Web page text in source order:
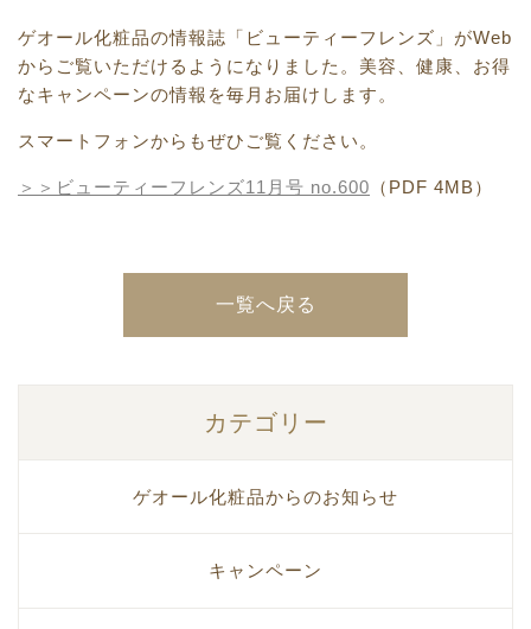
ゲオール化粧品の情報誌「ビューティーフレンズ」がWeb
からご覧いただけるようになりました。 美容、健康、お得
なキャンペーンの情報を毎月お届けします。
スマートフォンからもぜひご覧ください。
＞＞ビューティーフレンズ11月号 no.600 （PDF 4MB）
一覧へ戻る
カテゴリー
ゲオール化粧品からのお知らせ
キャンペーン